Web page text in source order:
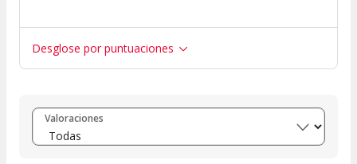
Desglose por puntuaciones
Entre 8 y 10 (1)
Entre 6 y 8 (0)
Valoraciones